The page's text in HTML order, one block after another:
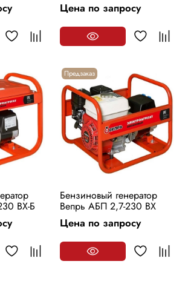
Цена по запросу
ВХ-Б
Предзаказ
Бензиновый генератор
Вепрь АБП 2,7-230 ВХ
Цена по запросу